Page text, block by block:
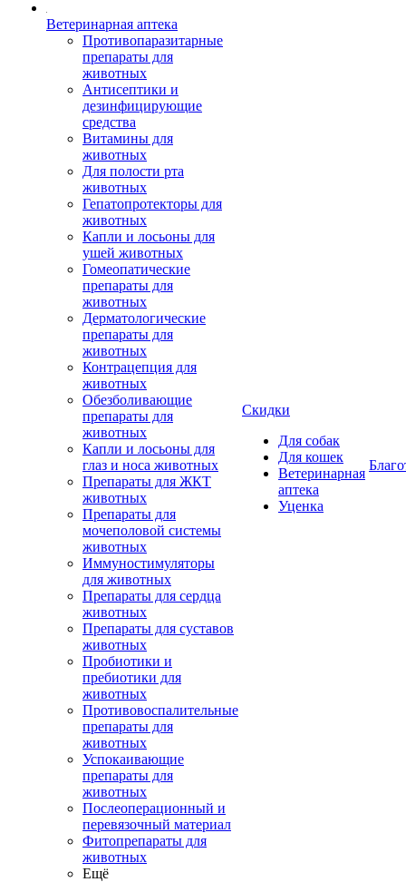
Ветеринарная аптека
Противопаразитарные
препараты для
животных
Антисептики и
дезинфицирующие
средства
Витамины для
животных
Для полости рта
животных
Гепатопротекторы для
животных
Капли и лосьоны для
ушей животных
Гомеопатические
препараты для
животных
Дерматологические
препараты для
животных
Контрацепция для
животных
Обезболивающие
препараты для
животных
Капли и лосьоны для
глаз и носа животных
Препараты для ЖКТ
животных
Препараты для
мочеполовой системы
животных
Иммуностимуляторы
для животных
Препараты для сердца
животных
Препараты для суставов
животных
Пробиотики и
пребиотики для
животных
Противовоспалительные
препараты для
животных
Успокаивающие
препараты для
животных
Послеоперационный и
перевязочный материал
Фитопрепараты для
животных
Ещё
Скидки
Для собак
Для кошек
Ветеринарная
аптека
Уценка